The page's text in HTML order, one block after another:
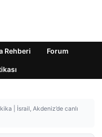
Rehberi Forum
| İsrail, Akdeniz’de canlı